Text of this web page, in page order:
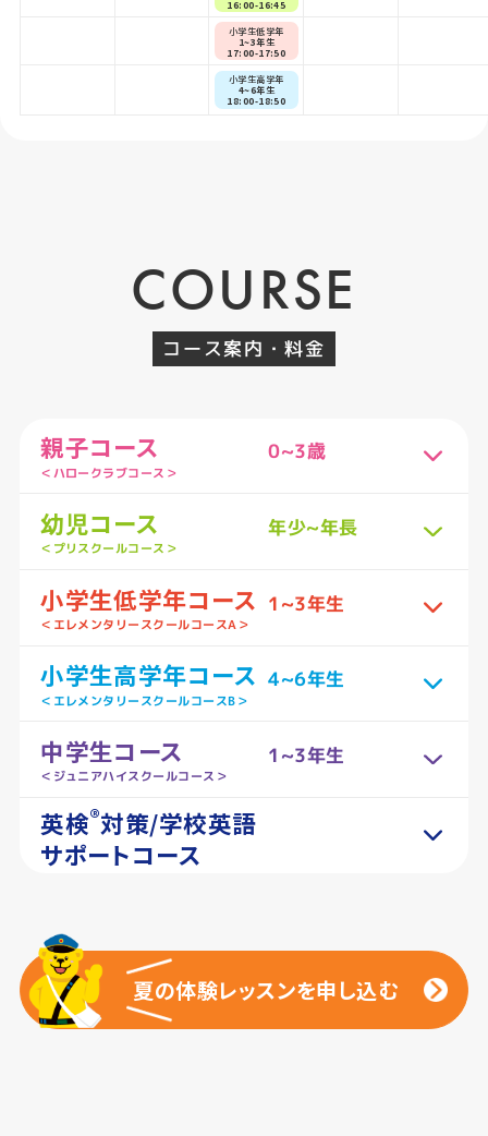
16:00-16:45
小学生低学年
1~3年生
17:00-17:50
小学生高学年
4~6年生
18:00-18:50
COURSE
コース案内・料金
親子コース 0~3歳
＜ハロークラブコース＞
幼児コース 年少~年長
＜プリスクールコース＞
小学生低学年コース 1~3年生
＜エレメンタリースクールコースA＞
小学生高学年コース 4~6年生
＜エレメンタリースクールコースB＞
中学生コース 1~3年生
＜ジュニアハイスクールコース＞
英検®対策/学校英語
サポートコース
夏の体験レッスンを申し込む
夏の体験レッスンを申し込む